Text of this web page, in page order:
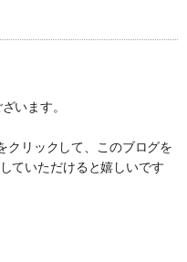
います。
クリックして、このブログを
ていただけると嬉しいです